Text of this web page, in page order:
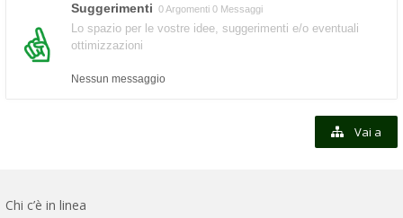
Suggerimenti 0 Argomenti 0 Messaggi
Lo spazio per le vostre idee, suggerimenti e/o eventuali
ottimizzazioni
Nessun messaggio
Vai a
Chi c’è in linea